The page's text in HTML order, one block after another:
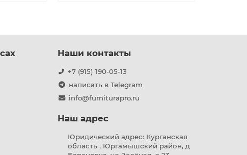
Наши контакты
+7 (915) 190-05-13
написать в Telegram
info@furniturapro.ru
Наш адрес
Юридический адрес: Курганская
область , Юргамышский район, д